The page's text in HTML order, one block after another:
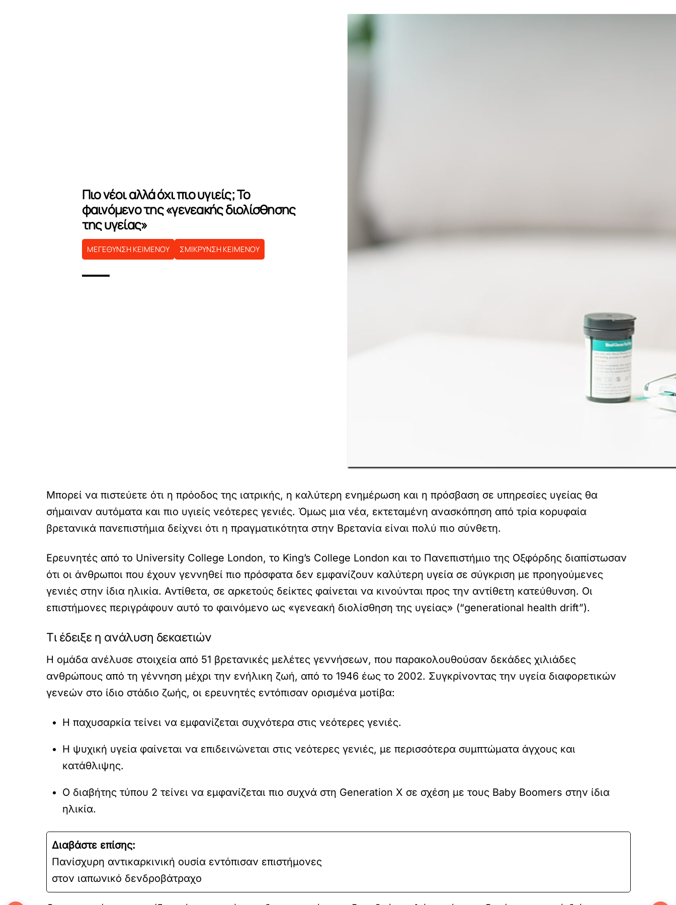
Πιο νέοι αλλά όχι πιο υγιείς; Το
φαινόμενο της «γενεακής διολίσθησης
της υγείας»
ΜΕΓΕΘΥΝΣΗ ΚΕΙΜΕΝΟΥ ΣΜΙΚΡΥΝΣΗ ΚΕΙΜΕΝΟΥ
Μπορεί να πιστεύετε ότι η πρόοδος της ιατρικής, η καλύτερη ενημέρωση και η πρόσβαση σε υπηρεσίες υγείας θα
σήμαιναν αυτόματα και πιο υγιείς νεότερες γενιές. Όμως μια νέα, εκτεταμένη ανασκόπηση από τρία κορυφαία
βρετανικά πανεπιστήμια δείχνει ότι η πραγματικότητα στην Βρετανία είναι πολύ πιο σύνθετη.
Ερευνητές από το University College London, το King’s College London και το Πανεπιστήμιο της Οξφόρδης διαπίστωσαν
ότι οι άνθρωποι που έχουν γεννηθεί πιο πρόσφατα δεν εμφανίζουν καλύτερη υγεία σε σύγκριση με προηγούμενες
γενιές στην ίδια ηλικία. Αντίθετα, σε αρκετούς δείκτες φαίνεται να κινούνται προς την αντίθετη κατεύθυνση. Οι
επιστήμονες περιγράφουν αυτό το φαινόμενο ως «γενεακή διολίσθηση της υγείας» (“generational health drift”).
Τι έδειξε η ανάλυση δεκαετιών
Η ομάδα ανέλυσε στοιχεία από 51 βρετανικές μελέτες γεννήσεων, που παρακολουθούσαν δεκάδες χιλιάδες
ανθρώπους από τη γέννηση μέχρι την ενήλικη ζωή, από το 1946 έως το 2002. Συγκρίνοντας την υγεία διαφορετικών
γενεών στο ίδιο στάδιο ζωής, οι ερευνητές εντόπισαν ορισμένα μοτίβα:
Η παχυσαρκία τείνει να εμφανίζεται συχνότερα στις νεότερες γενιές.
Η ψυχική υγεία φαίνεται να επιδεινώνεται στις νεότερες γενιές, με περισσότερα συμπτώματα άγχους και
κατάθλιψης.
Ο διαβήτης τύπου 2 τείνει να εμφανίζεται πιο συχνά στη Generation X σε σχέση με τους Baby Boomers στην ίδια
ηλικία.
Διαβάστε επίσης:
Πανίσχυρη αντικαρκινική ουσία εντόπισαν επιστήμονες
στον ιαπωνικό δενδροβάτραχο